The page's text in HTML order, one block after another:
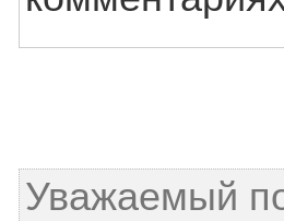
Уважаемый